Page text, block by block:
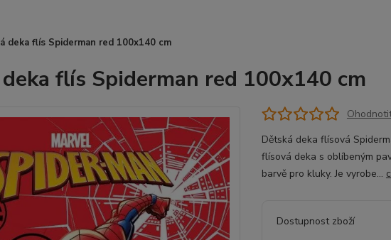
deka flís Spiderman red 100x140 cm
flís Spiderman red 100x140 cm
Dětská deka flísová
flísová deka s oblíbeným
barvě pro kluky. Je vyrobe...
Dostupnost zboží